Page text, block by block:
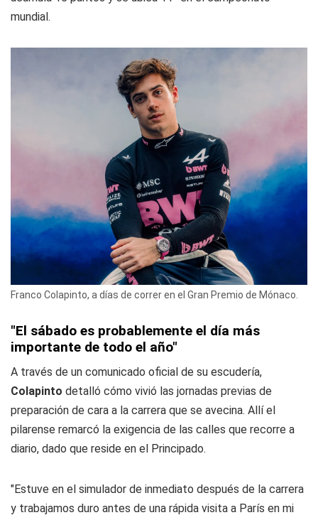
mundial.
Franco Colapinto, a días de correr en el Gran Premio de Mónaco.
"El sábado es probablemente el día más
importante de todo el año"
A través de un comunicado oficial de su escudería,
Colapinto detalló cómo vivió las jornadas previas de
preparación de cara a la carrera que se avecina. Allí el
pilarense remarcó la exigencia de las calles que recorre a
diario, dado que reside en el Principado.
"Estuve en el simulador de inmediato después de la carrera
y trabajamos duro antes de una rápida visita a París en mi